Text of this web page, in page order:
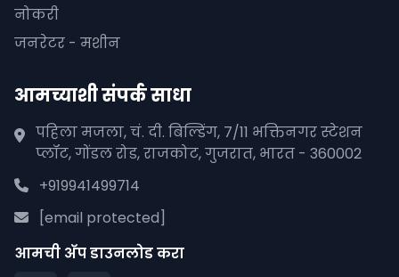
नोकरी
जनरेटर - मशीन
आमच्याशी संपर्क साधा
पहिला मजला, चं. दी. बिल्डिंग, 7/11 भक्तिनगर स्टेशन
प्लॉट, गोंडल रोड, राजकोट, गुजरात, भारत - 360002
+919941499714
[email protected]
आमची अ‍ॅप डाउनलोड करा